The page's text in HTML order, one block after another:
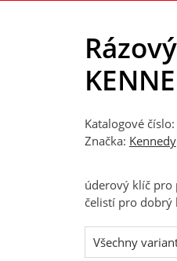
Katalogové
Značka: Kennedy
úderový klíč pro
čelistí pro dobrý
Všechny